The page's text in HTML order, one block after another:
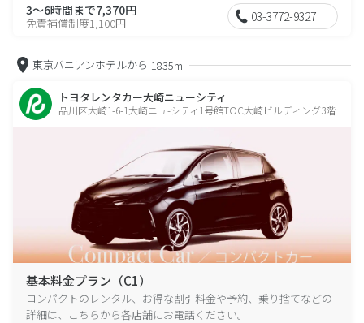
3～6時間まで7,370円
免責補償制度1,100円 03-3772-9327
東京バニアンホテルから 1835m
トヨタレンタカー大崎ニューシティ
品川区大崎1-6-1大崎ニュ-シティ1号館TOC大崎ビルディング3階
基本料金プラン（C1）
コンパクトのレンタル、お得な割引料金や予約、乗り捨てなどの
詳細は、こちらから各店舗にお電話ください。